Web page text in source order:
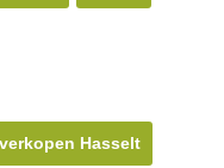
Hasselt